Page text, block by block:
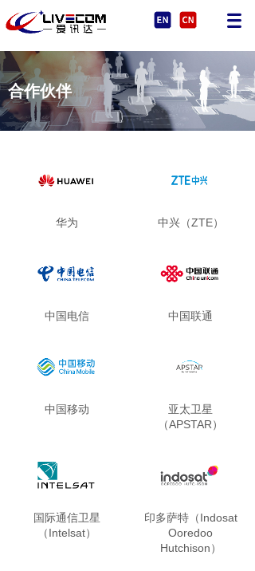
合作伙伴
华为 中兴（ZTE）
中国电信 中国联通
中国移动
亚太卫星
（APSTAR）
国际通信卫星
（Intelsat）
印多萨特（Indosat
Ooredoo
Hutchison）